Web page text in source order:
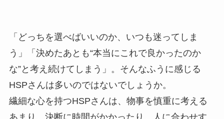
「どっちを選べばいいのか、いつも迷ってしま
う」「決めたあとも“本当にこれで良かったのか
な”と考え続けてしまう」。そんなふうに感じる
HSPさんは多いのではないでしょうか。
繊細な心を持つHSPさんは、物事を慎重に考える
あまり、決断に時間がかかったり、人に合わせす